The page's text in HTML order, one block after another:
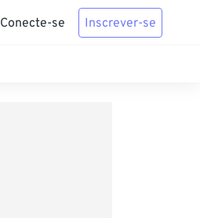
Conecte-se Inscrever-se